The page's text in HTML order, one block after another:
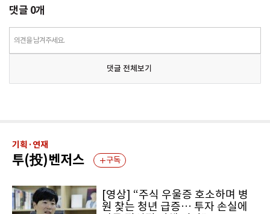
댓글 0개
의견을 남겨주세요.
댓글 전체보기
기획·연재
투(投)벤저스 구독
[영상] “주식 우울증 호소하며 병
원 찾는 청년 급증… 투자 손실에